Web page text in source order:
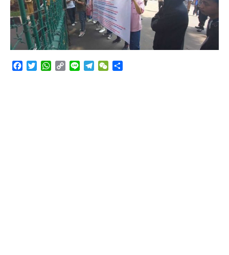
FacebookTwitterWhatsApp
Copy
Line TelegramWeChat